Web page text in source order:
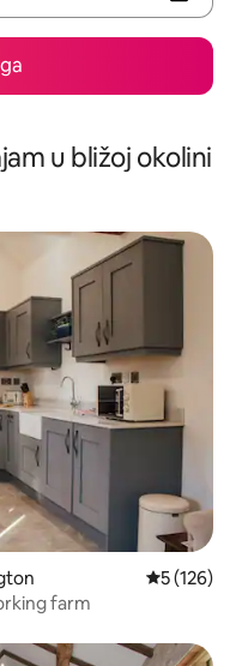
u bližoj okolini
prosječna
5 (126)
a working farm